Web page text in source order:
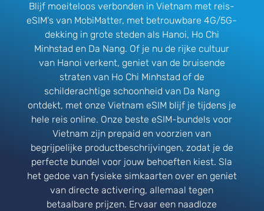
Blijf moeiteloos verbonden in Vietnam met reis-
eSIM's van MobiMatter, met betrouwbare 4G/5G-
dekking in grote steden als Hanoi, Ho Chi
Minhstad en Da Nang. Of je nu de rijke cultuur
van Hanoi verkent, geniet van de bruisende
straten van Ho Chi Minhstad of de
schilderachtige schoonheid van Da Nang
ontdekt, met onze Vietnam eSIM blijf je tijdens je
hele reis online. Onze beste eSIM-bundels voor
Vietnam zijn prepaid en voorzien van
begrijpelijke productbeschrijvingen, zodat je de
perfecte bundel voor jouw behoeften kiest. Sla
het gedoe van fysieke simkaarten over en geniet
van directe activering, allemaal tegen
betaalbare prijzen. Ervaar een naadloze